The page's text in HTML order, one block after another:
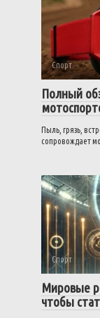
Спорт
Полный
Пыль, грязь,
сопровождает
Спорт
Мировые
чтобы